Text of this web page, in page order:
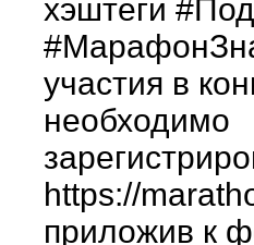
хэштеги
участия в
необходимо
https://
приложив к